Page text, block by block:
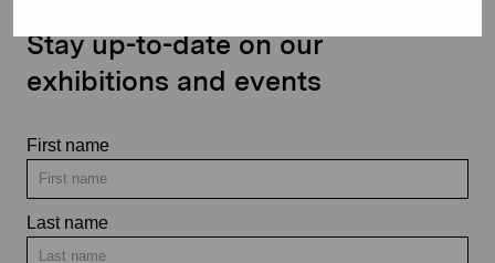
Stay up-to-date on our
exhibitions and events
First name
Last name